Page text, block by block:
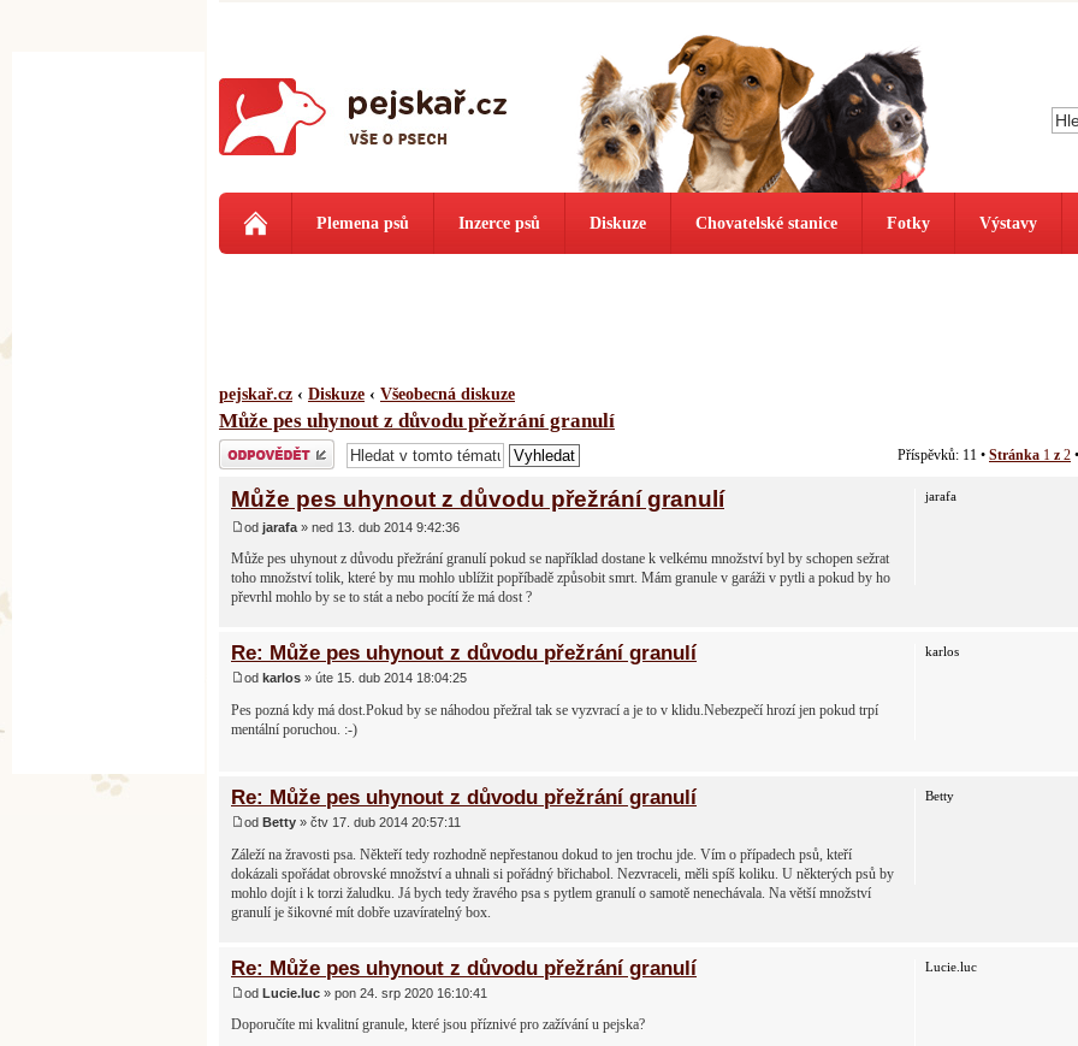
Plemena psů Inzerce psů Diskuze Chovatelské stanice Fotky Výstavy
pejskař.cz ‹ Diskuze ‹ Všeobecná diskuze
Může pes uhynout z důvodu přežrání granulí
Odeslat odpověď Příspěvků: 11 • Stránka 1 z 2
Může pes uhynout z důvodu přežrání granulí
od jarafa » ned 13. dub 2014 9:42:36
Může pes uhynout z důvodu přežrání granulí pokud se například dostane k velkému množství byl by schopen sežrat
toho množství tolik, které by mu mohlo ublížit popříbadě způsobit smrt. Mám granule v garáži v pytli a pokud by ho
převrhl mohlo by se to stát a nebo pocítí že má dost ?
jarafa
Re: Může pes uhynout z důvodu přežrání granulí
od karlos » úte 15. dub 2014 18:04:25
Pes pozná kdy má dost.Pokud by se náhodou přežral tak se vyzvrací a je to v klidu.Nebezpečí hrozí jen pokud trpí
mentální poruchou. :-)
karlos
Re: Může pes uhynout z důvodu přežrání granulí
od Betty » čtv 17. dub 2014 20:57:11
Záleží na žravosti psa. Někteří tedy rozhodně nepřestanou dokud to jen trochu jde. Vím o případech psů, kteří
dokázali spořádat obrovské množství a uhnali si pořádný břichabol. Nezvraceli, měli spíš koliku. U některých psů by
mohlo dojít i k torzi žaludku. Já bych tedy žravého psa s pytlem granulí o samotě nenechávala. Na větší množství
granulí je šikovné mít dobře uzavíratelný box.
Betty
Re: Může pes uhynout z důvodu přežrání granulí
od Lucie.luc » pon 24. srp 2020 16:10:41
Doporučíte mi kvalitní granule, které jsou příznivé pro zažívání u pejska?
Lucie.luc